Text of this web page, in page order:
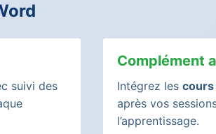
suivi des
Complément
Intégrez les cours
après vos
l’apprentissage.